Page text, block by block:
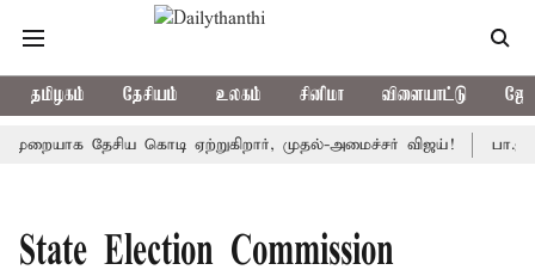
தமிழகம் தேசியம் உலகம் சினிமா விளையாட்டு
தேசிய கொடி ஏற்றுகிறார், முதல்-அமைச்சர் விஜய்!
State Election Commission